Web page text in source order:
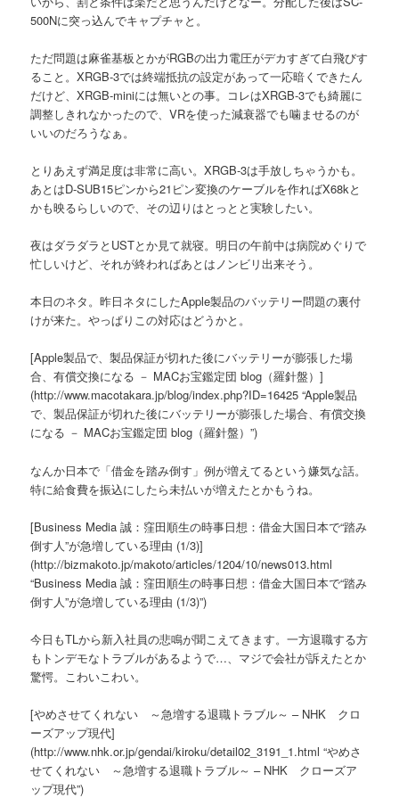
500Nに突っ込んでキャプチャと。
ただ問題は麻雀基板とかがRGBの出力電圧がデカすぎて白飛びす
ること。XRGB-3では終端抵抗の設定があって一応暗くできたん
だけど、XRGB-miniには無いとの事。コレはXRGB-3でも綺麗に
調整しきれなかったので、VRを使った減衰器でも噛ませるのが
いいのだろうなぁ。
とりあえず満足度は非常に高い。XRGB-3は手放しちゃうかも。
あとはD-SUB15ピンから21ピン変換のケーブルを作ればX68kと
かも映るらしいので、その辺りはとっとと実験したい。
夜はダラダラとUSTとか見て就寝。明日の午前中は病院めぐりで
忙しいけど、それが終わればあとはノンビリ出来そう。
本日のネタ。昨日ネタにしたApple製品のバッテリー問題の裏付
けが来た。やっぱりこの対応はどうかと。
[Apple製品で、製品保証が切れた後にバッテリーが膨張した場
合、有償交換になる － MACお宝鑑定団 blog（羅針盤）]
(http://www.macotakara.jp/blog/index.php?ID=16425 “Apple製品
で、製品保証が切れた後にバッテリーが膨張した場合、有償交換
になる － MACお宝鑑定団 blog（羅針盤）”)
なんか日本で「借金を踏み倒す」例が増えてるという嫌気な話。
特に給食費を振込にしたら未払いが増えたとかもうね。
[Business Media 誠：窪田順生の時事日想：借金大国日本で“踏み
倒す人”が急増している理由 (1/3)]
(http://bizmakoto.jp/makoto/articles/1204/10/news013.html
“Business Media 誠：窪田順生の時事日想：借金大国日本で“踏み
倒す人”が急増している理由 (1/3)”)
今日もTLから新入社員の悲鳴が聞こえてきます。一方退職する方
もトンデモなトラブルがあるようで…、マジで会社が訴えたとか
驚愕。こわいこわい。
[やめさせてくれない ～急増する退職トラブル～ – NHK クロ
ーズアップ現代]
(http://www.nhk.or.jp/gendai/kiroku/detail02_3191_1.html “やめさ
せてくれない ～急増する退職トラブル～ – NHK クローズア
ップ現代”)